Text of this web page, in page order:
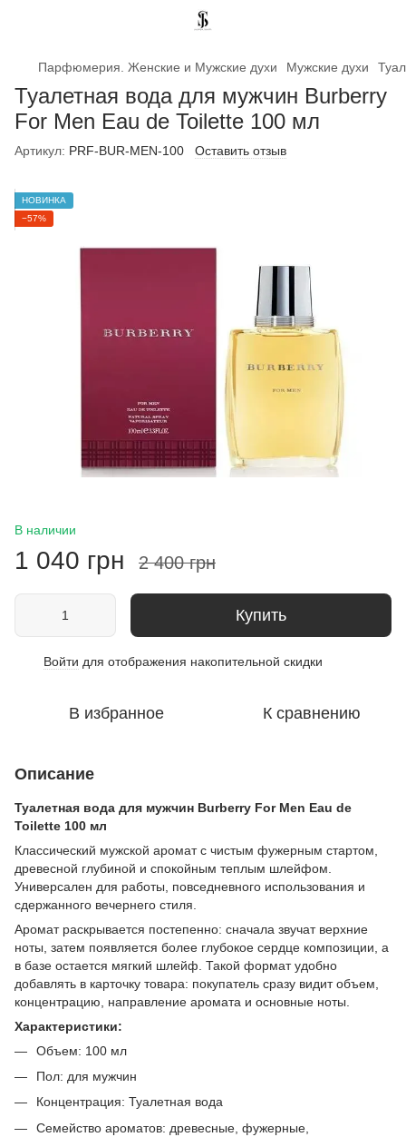
Парфюмерия. Женские и Мужские духи Мужские духи
Туалетная вода для мужчин Burberry
For Men Eau de Toilette 100 мл
Артикул: PRF-BUR-MEN-100 Оставить отзыв
НОВИНКА
−57%
В наличии
1 040 грн 2 400 грн
Купить
Войти для отображения накопительной скидки
В избранное К сравнению
Описание
Туалетная вода для мужчин Burberry For Men Eau de
Toilette 100 мл
Классический мужской аромат с чистым фужерным стартом,
древесной глубиной и спокойным теплым шлейфом.
Универсален для работы, повседневного использования и
сдержанного вечернего стиля.
Аромат раскрывается постепенно: сначала звучат верхние
ноты, затем появляется более глубокое сердце композиции, а
в базе остается мягкий шлейф. Такой формат удобно
добавлять в карточку товара: покупатель сразу видит объем,
концентрацию, направление аромата и основные ноты.
Характеристики:
Объем: 100 мл
Пол: для мужчин
Концентрация: Туалетная вода
Семейство ароматов: древесные, фужерные,